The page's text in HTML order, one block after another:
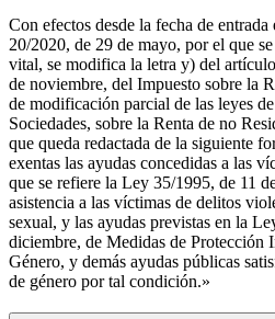
Con efectos desde la fecha de
20/2020, de 29 de mayo, por el que
vital, se modifica la letra y) del
de noviembre, del Impuesto sobre la
de modificación parcial de las leyes
Sociedades, sobre la Renta de no
que queda redactada de la siguiente
exentas las ayudas concedidas a las
que se refiere la Ley 35/1995, de 11
asistencia a las víctimas de delitos
sexual, y las ayudas previstas en la
diciembre, de Medidas de Protección
Género, y demás ayudas públicas
de género por tal condición.»